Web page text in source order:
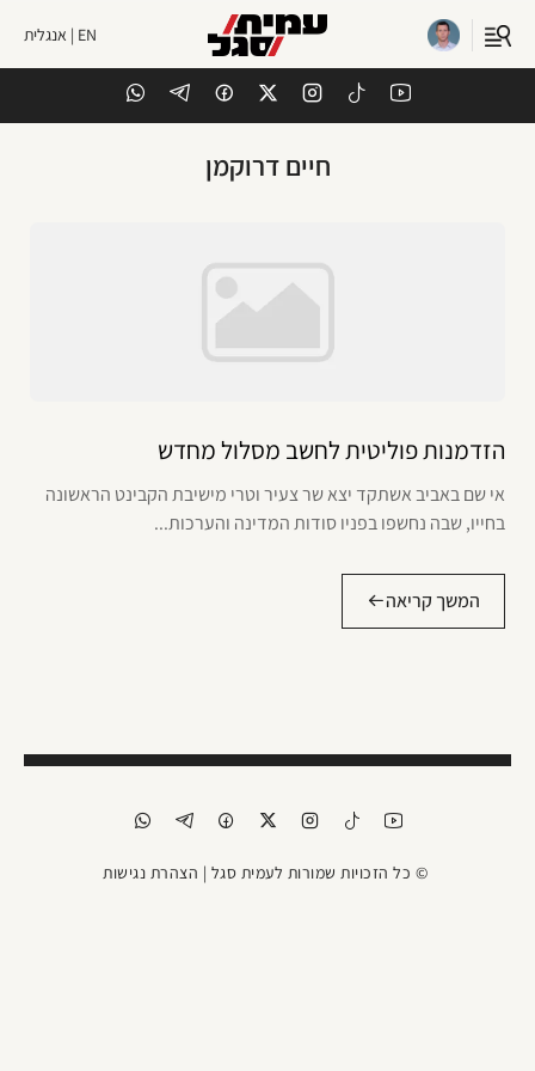
EN | אנגלית
חיים דרוקמן
הזדמנות פוליטית לחשב מסלול מחדש
אי שם באביב אשתקד יצא שר צעיר וטרי מישיבת הקבינט הראשונה
בחייו, שבה נחשפו בפניו סודות המדינה והערכות...
המשך קריאה
© כל הזכויות שמורות לעמית סגל | הצהרת נגישות